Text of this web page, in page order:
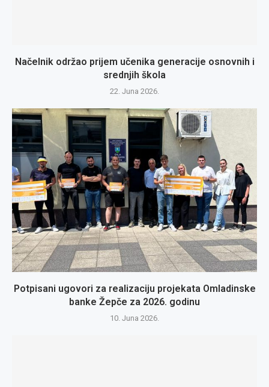
Načelnik održao prijem učenika generacije osnovnih i
srednjih škola
22. Juna 2026.
Potpisani ugovori za realizaciju projekata Omladinske
banke Žepče za 2026. godinu
10. Juna 2026.